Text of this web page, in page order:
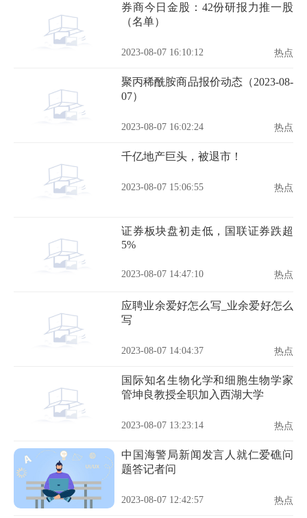
券商今日金股：42份研报力推一股
（名单）
2023-08-07 16:10:12 热点
聚丙稀酰胺商品报价动态（2023-08-
07）
2023-08-07 16:02:24 热点
千亿地产巨头，被退市！
2023-08-07 15:06:55 热点
证券板块盘初走低，国联证券跌超
5%
2023-08-07 14:47:10 热点
应聘业余爱好怎么写_业余爱好怎么
写
2023-08-07 14:04:37 热点
国际知名生物化学和细胞生物学家
管坤良教授全职加入西湖大学
2023-08-07 13:23:14 热点
中国海警局新闻发言人就仁爱礁问
题答记者问
2023-08-07 12:42:57 热点